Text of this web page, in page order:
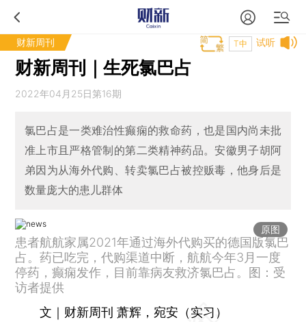
财新周刊 试听
T中
财新周刊｜生死氯巴占
2022年04月25日第16期
氯巴占是一类难治性癫痫的救命药，也是国内尚未批
准上市且严格管制的第二类精神药品。安徽男子胡阿
弟因为从海外代购、转卖氯巴占被控贩毒，他身后是
数量庞大的患儿群体
原图
患者航航家属2021年通过海外代购买的德国版氯巴
占。药已吃完，代购渠道中断，航航今年3月一度
停药，癫痫发作，目前靠病友救济氯巴占。图：受
访者提供
文｜财新周刊 萧辉，宛安（实习）